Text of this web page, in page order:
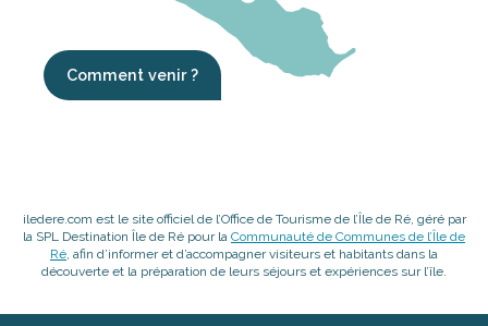
Comment venir ?
iledere.com est le site officiel de l’Office de Tourisme de l’Île de Ré, géré par
la SPL Destination Île de Ré pour la Communauté de Communes de l’Île de
Ré, afin d’informer et d’accompagner visiteurs et habitants dans la
découverte et la préparation de leurs séjours et expériences sur l’île.